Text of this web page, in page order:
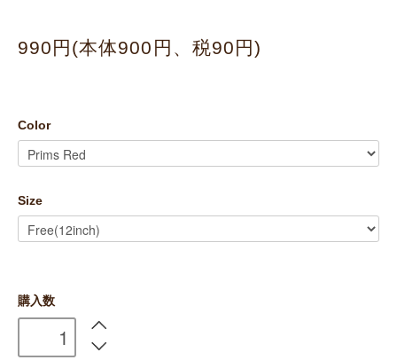
990円(本体900円、税90円)
Color
Size
購入数